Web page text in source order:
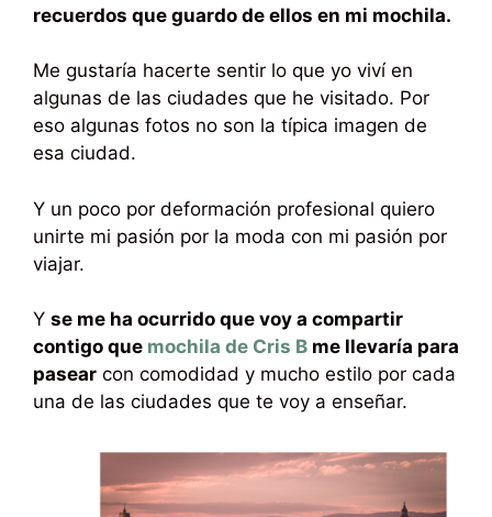
recuerdos que guardo de ellos en mi mochila.
Me gustaría hacerte sentir lo que yo viví en
algunas de las ciudades que he visitado. Por
eso algunas fotos no son la típica imagen de
esa ciudad.
Y un poco por deformación profesional quiero
unirte mi pasión por la moda con mi pasión por
viajar.
Y se me ha ocurrido que voy a compartir
contigo que mochila de Cris B me llevaría para
pasear con comodidad y mucho estilo por cada
una de las ciudades que te voy a enseñar.